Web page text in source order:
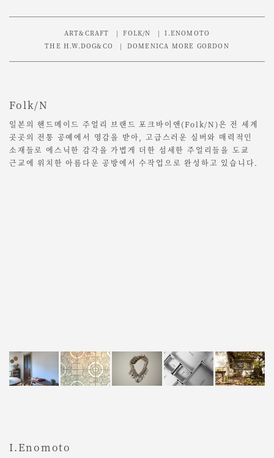
ART&CRAFT FOLK/N
I.ENOMOTO
THE H.W.DOG&CO
DOMENICA MORE GORDON
Folk/N
일본의 핸드메이드 주얼리 브랜드 포크바이앤(Folk/N)은 전 세계
곳곳의 전통 공예에서 영감을 받아, 고급스러운 실버와 매력적인
소재들로 에스닉한 감각을 가볍게 더한 섬세한 주얼리들을 도쿄
근교에 위치한 아름다운 공방에서 수작업으로 완성하고 있습니다.
I.Enomoto